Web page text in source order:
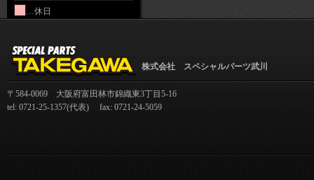
…休日
株式会社 スペシャルパーツ武川
〒584-0069 大阪府富田林市錦織東3丁目5-16
tel: 0721-25-1357(代表) fax: 0721-24-5059